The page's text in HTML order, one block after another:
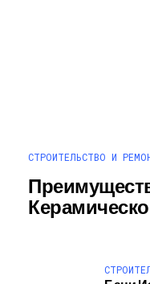
СТРОИТЕЛЬСТВО И